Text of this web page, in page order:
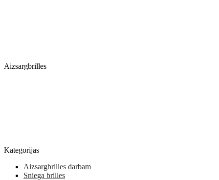
Aizsargbrilles
Kategorijas
Aizsargbrilles darbam
Sniega brilles